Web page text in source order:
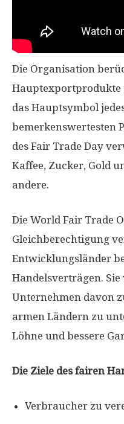
Die Organisation
Hauptexportprodukte
das Hauptsymbol
bemerkenswertesten
des Fair Trade Day
Kaffee, Zucker, Gold
andere.
Die World Fair Trade
Gleichberechtigung
Entwicklungsländer
Handelsverträgen.
Unternehmen davon
armen Ländern zu
Löhne und bessere
Die Ziele des fairen
Verbraucher zu